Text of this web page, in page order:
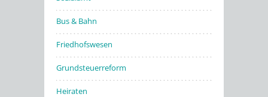
Bus & Bahn
Friedhofswesen
Grundsteuerreform
Heiraten